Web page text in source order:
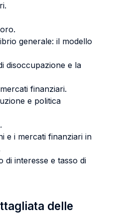
generale: il modello
disoccupazione e la
finanziari.
e politica
e i mercati finanziari in
di interesse e tasso di
delle